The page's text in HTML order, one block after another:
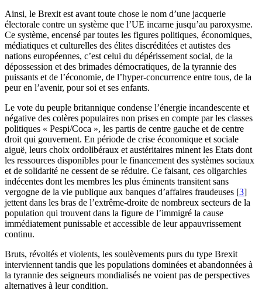
Ainsi, le Brexit est avant toute chose le nom d’une jacquerie
électorale contre un système que l’UE incarne jusqu’au paroxysme.
Ce système, encensé par toutes les figures politiques, économiques,
médiatiques et culturelles des élites discréditées et autistes des
nations européennes, c’est celui du dépérissement social, de la
dépossession et des brimades démocratiques, de la tyrannie des
puissants et de l’économie, de l’hyper-concurrence entre tous, de la
peur en l’avenir, pour soi et ses enfants.
Le vote du peuple britannique condense l’énergie incandescente et
négative des colères populaires non prises en compte par les classes
politiques « Pespi/Coca », les partis de centre gauche et de centre
droit qui gouvernent. En période de crise économique et sociale
aiguë, leurs choix ordolibéraux et austéritaires minent les Etats dont
les ressources disponibles pour le financement des systèmes sociaux
et de solidarité ne cessent de se réduire. Ce faisant, ces oligarchies
indécentes dont les membres les plus éminents transitent sans
vergogne de la vie publique aux banques d’affaires fraudeuses [3]
jettent dans les bras de l’extrême-droite de nombreux secteurs de la
population qui trouvent dans la figure de l’immigré la cause
immédiatement punissable et accessible de leur appauvrissement
continu.
Bruts, révoltés et violents, les soulèvements purs du type Brexit
interviennent tandis que les populations dominées et abandonnées à
la tyrannie des seigneurs mondialisés ne voient pas de perspectives
alternatives à leur condition.